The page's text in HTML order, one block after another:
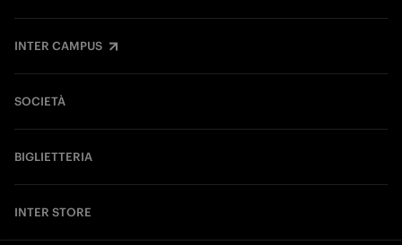
INTER CAMPUS
SOCIETÀ
BIGLIETTERIA
INTER STORE